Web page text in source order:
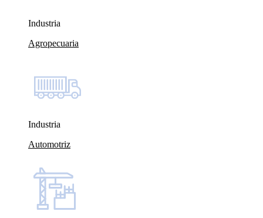
Industria
Agropecuaria
Industria
Automotriz